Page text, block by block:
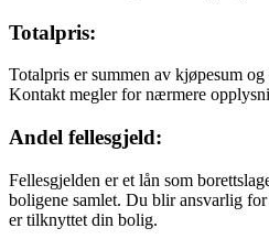
Totalpris:
Totalpris er summen av kjøpesum
Kontakt megler for nærmere
Andel fellesgjeld:
Fellesgjelden er et lån som
boligene samlet. Du blir ansvarlig
er tilknyttet din bolig.